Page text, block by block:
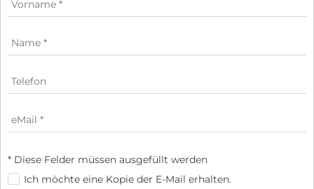
* Diese Felder müssen ausgefüllt werden
Ich möchte eine Kopie der E-Mail erhalten.